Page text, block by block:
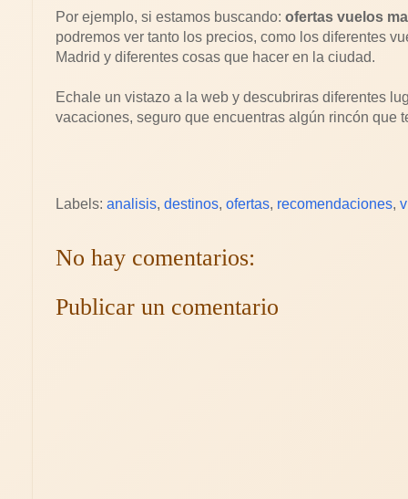
Por ejemplo, si estamos buscando: ofertas vuelos
podremos ver tanto los precios, como los diferentes
Madrid y diferentes cosas que hacer en la ciudad.
Echale un vistazo a la web y descubriras diferentes
vacaciones, seguro que encuentras algún rincón que
Labels: analisis, destinos, ofertas, recomendaciones,
No hay comentarios:
Publicar un comentario